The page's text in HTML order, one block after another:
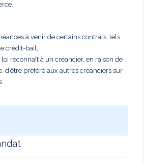
à venir de certains contrats, tels
crédit-bail,…
reconnaît à un créancier, en raison de
d’être préféré aux autres créanciers sur